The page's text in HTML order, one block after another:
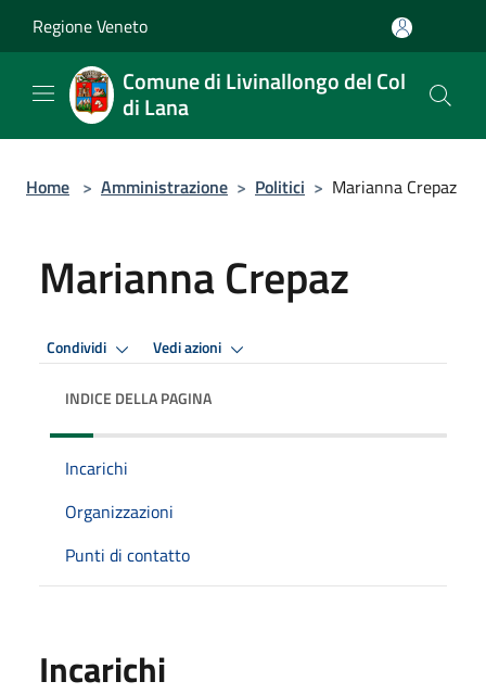
Regione Veneto
Comune di Livinallongo del Col
di Lana
Home > Amministrazione > Politici > Marianna Crepaz
Marianna Crepaz
Condividi Vedi azioni
INDICE DELLA PAGINA
Incarichi
Organizzazioni
Punti di contatto
Incarichi